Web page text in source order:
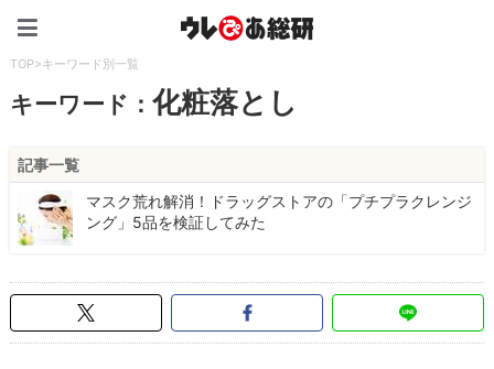
TOP>キーワード別一覧
キーワード：化粧落とし
記事一覧
マスク荒れ解消！ドラッグストアの「プチプラクレンジ
ング」5品を検証してみた